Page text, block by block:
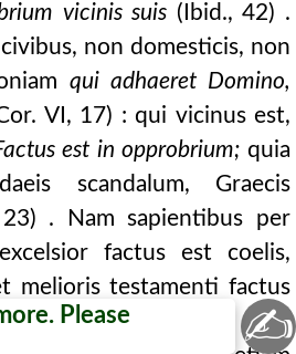
Please
vicinis suis (Ibid., 42) .
non domesticis, non
qui adhaeret Domino,
VI, 17) : qui vicinus est,
est in opprobrium; quia
scandalum, Graecis
. Nam sapientibus per
factus est coelis,
melioris testamenti factus
erat prioris.
✍